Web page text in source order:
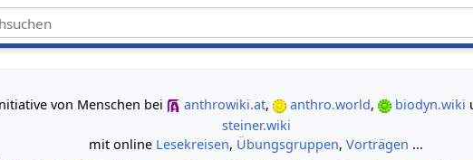
von Menschen bei
anthrowiki.at, anthro.world, biodyn.wiki
steiner.wiki
mit online Lesekreisen, Übungsgruppen,Vorträgen ...